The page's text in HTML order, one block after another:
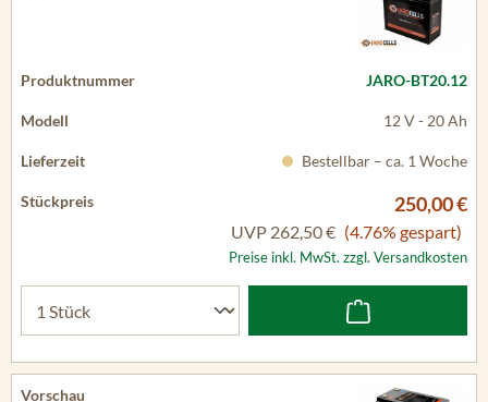
JARO-BT20.12
12 V - 20 Ah
Bestellbar – ca. 1 Woche
250,00 €
UVP 262,50 € (4.76% gespart)
Preise inkl. MwSt. zzgl. Versandkosten